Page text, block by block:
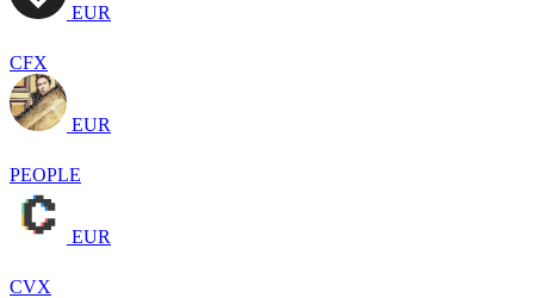
EUR
CFX
EUR
PEOPLE
EUR
CVX